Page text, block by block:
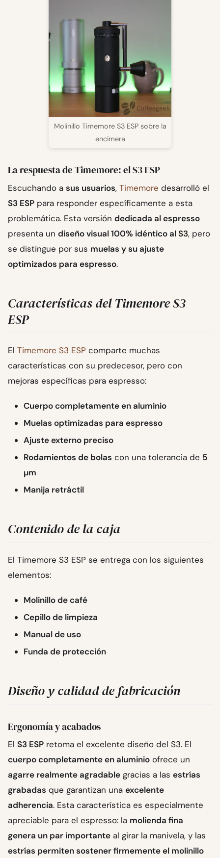
Molinillo Timemore S3 ESP sobre la
encimera
La respuesta de Timemore: el S3 ESP
Escuchando a sus usuarios, Timemore desarrolló el
S3 ESP para responder específicamente a esta
problemática. Esta versión dedicada al espresso
presenta un diseño visual 100% idéntico al S3, pero
se distingue por sus muelas y su ajuste
optimizados para espresso.
Características del Timemore S3
ESP
El Timemore S3 ESP comparte muchas
características con su predecesor, pero con
mejoras específicas para espresso:
Cuerpo completamente en aluminio
Muelas optimizadas para espresso
Ajuste externo preciso
Rodamientos de bolas con una tolerancia de 5
µm
Manija retráctil
Contenido de la caja
El Timemore S3 ESP se entrega con los siguientes
elementos:
Molinillo de café
Cepillo de limpieza
Manual de uso
Funda de protección
Diseño y calidad de fabricación
Ergonomía y acabados
El S3 ESP retoma el excelente diseño del S3. El
cuerpo completamente en aluminio ofrece un
agarre realmente agradable gracias a las estrías
grabadas que garantizan una excelente
adherencia. Esta característica es especialmente
apreciable para el espresso: la molienda fina
genera un par importante al girar la manivela, y las
estrías permiten sostener firmemente el molinillo